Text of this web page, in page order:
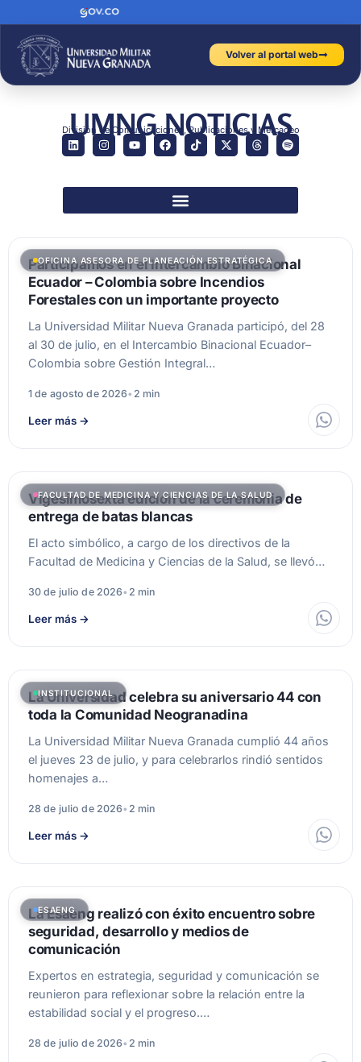
Volver al portal web
UMNG NOTICIAS
División de Comunicaciones, Publicaciones y Mercadeo
OFICINA ASESORA DE PLANEACIÓN ESTRATÉGICA
Participamos en el Intercambio Binacional
Ecuador – Colombia sobre Incendios
Forestales con un importante proyecto
La Universidad Militar Nueva Granada participó, del 28
al 30 de julio, en el Intercambio Binacional Ecuador–
Colombia sobre Gestión Integral…
1 de agosto de 2026• 2 min
Leer más →
FACULTAD DE MEDICINA Y CIENCIAS DE LA SALUD
Vigesimosexta edición de la ceremonia de
entrega de batas blancas
El acto simbólico, a cargo de los directivos de la
Facultad de Medicina y Ciencias de la Salud, se llevó…
30 de julio de 2026• 2 min
Leer más →
INSTITUCIONAL
La Universidad celebra su aniversario 44 con
toda la Comunidad Neogranadina
La Universidad Militar Nueva Granada cumplió 44 años
el jueves 23 de julio, y para celebrarlos rindió sentidos
homenajes a…
28 de julio de 2026• 2 min
Leer más →
ESAENG
La Esaeng realizó con éxito encuentro sobre
seguridad, desarrollo y medios de
comunicación
Expertos en estrategia, seguridad y comunicación se
reunieron para reflexionar sobre la relación entre la
estabilidad social y el progreso.…
28 de julio de 2026• 2 min